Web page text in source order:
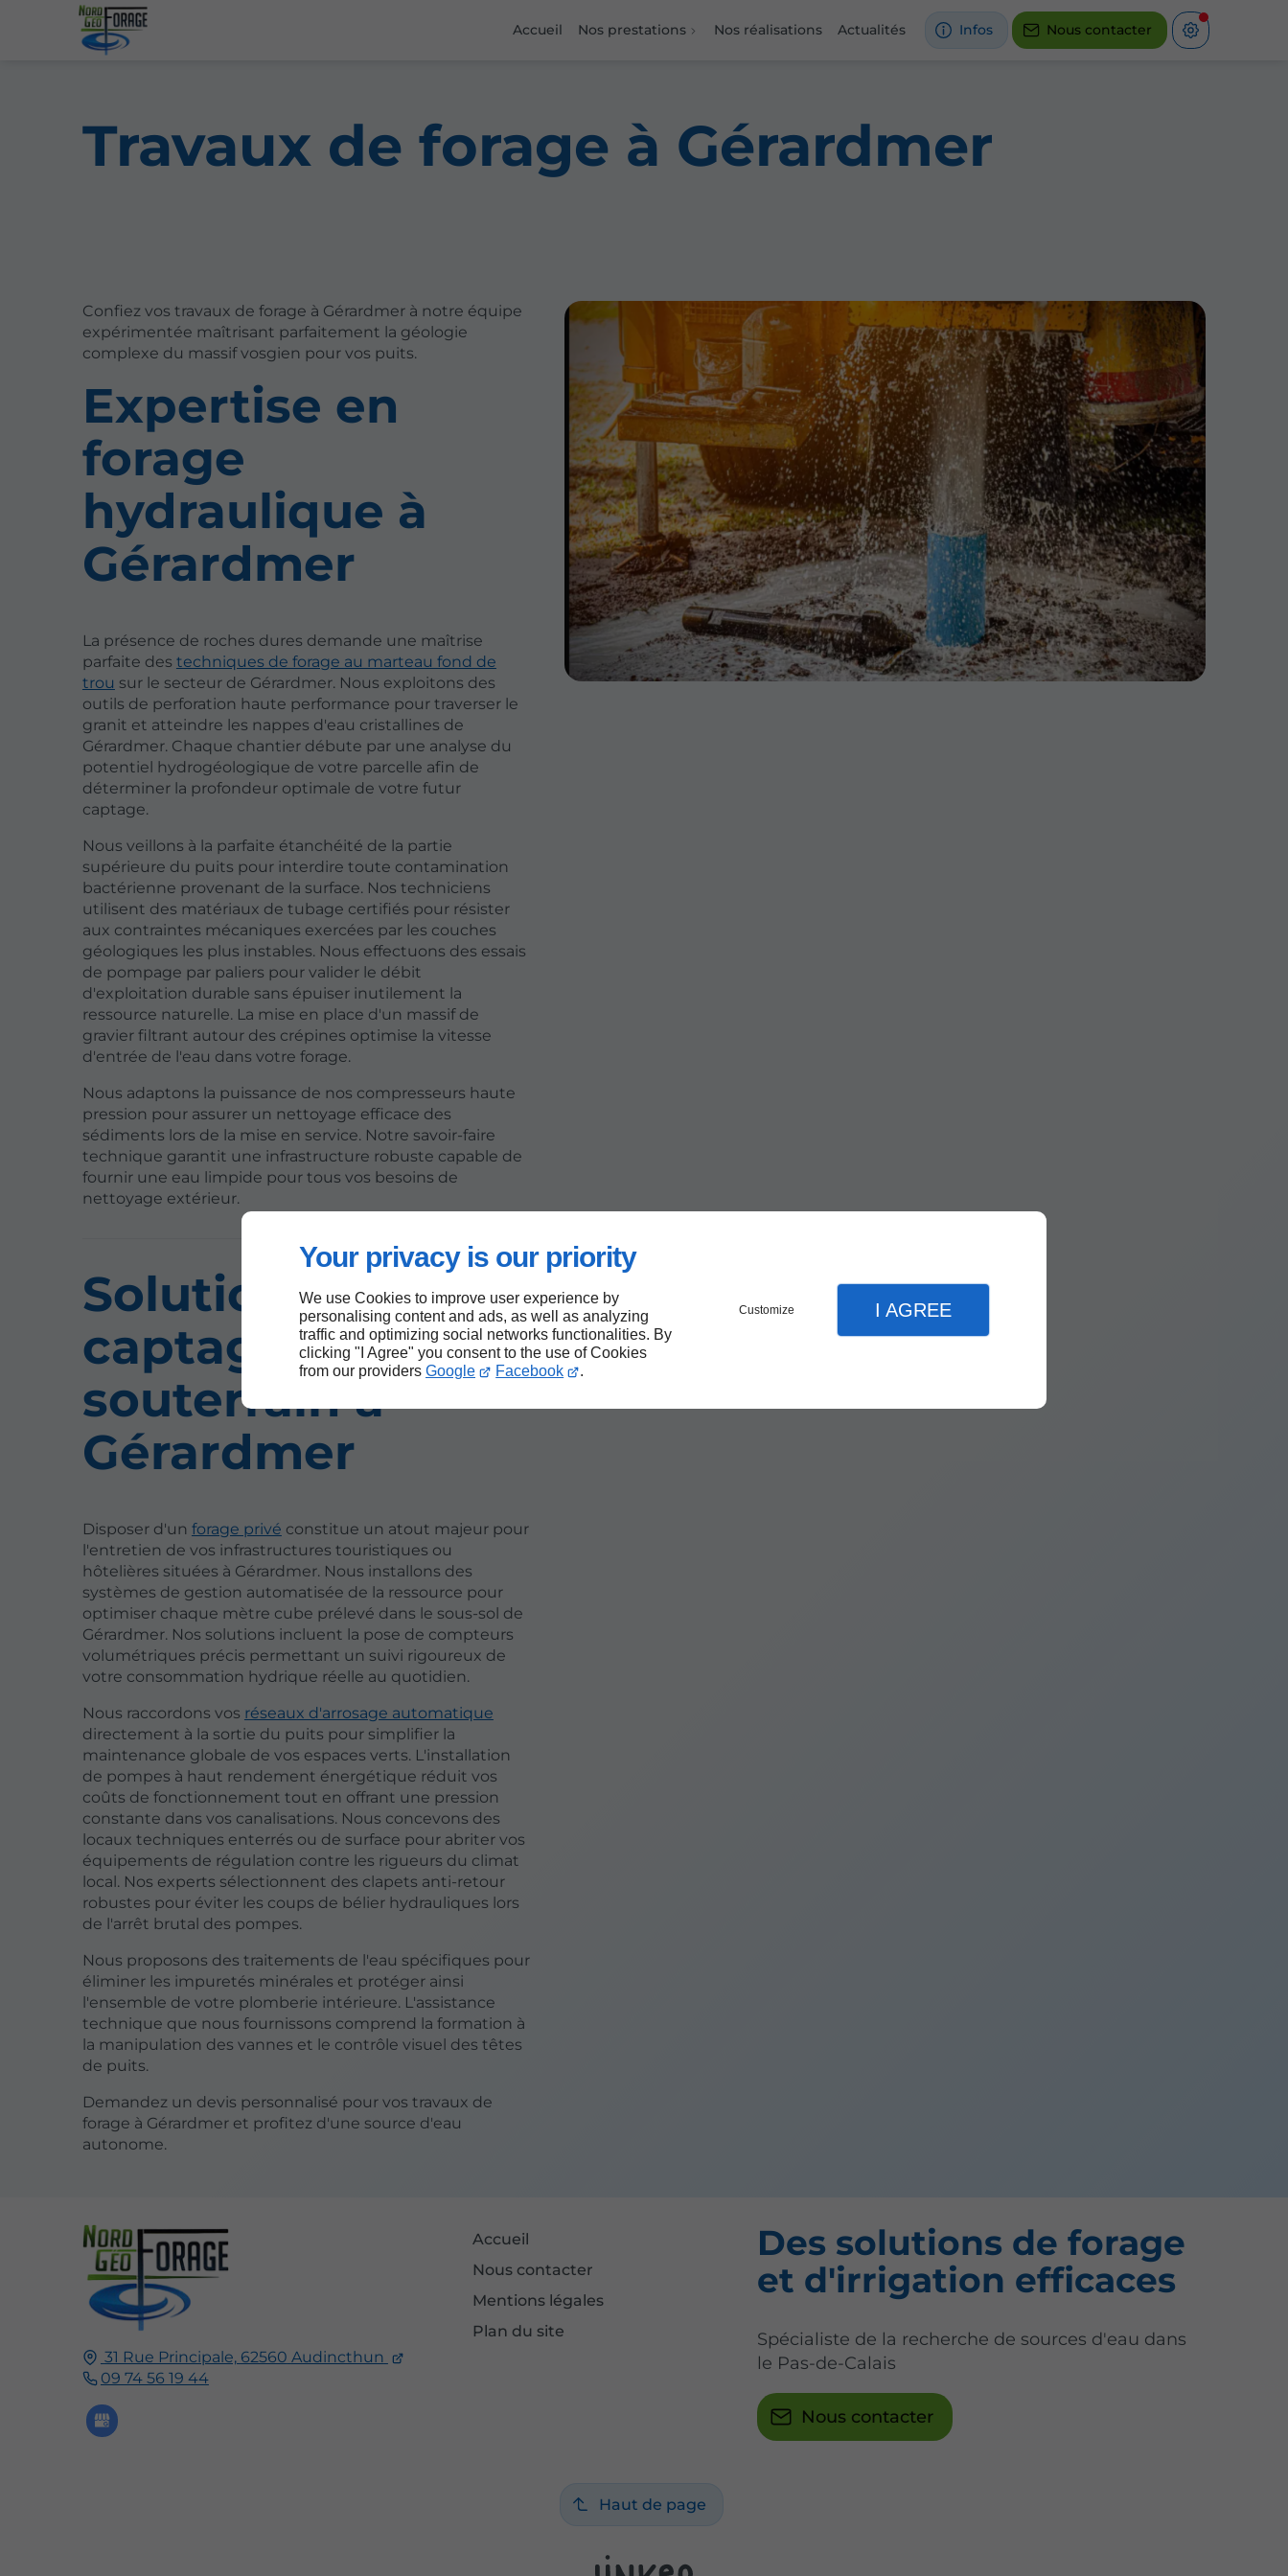
Your privacy is our priority
We use Cookies to improve user experience by
personalising content and ads, as well as analyzing
traffic and optimizing social networks functionalities. By
clicking "I Agree" you consent to the use of Cookies
from our providers Google Facebook .
Customize I AGREE
Accueil Nos prestations Nos réalisations Actualités Infos Nous contacter
Travaux de forage à Gérardmer
Confiez vos travaux de forage à Gérardmer à notre équipe
expérimentée maîtrisant parfaitement la géologie
complexe du massif vosgien pour vos puits.
Expertise en
forage
hydraulique à
Gérardmer
La présence de roches dures demande une maîtrise
parfaite des techniques de forage au marteau fond de
trou sur le secteur de Gérardmer. Nous exploitons des
outils de perforation haute performance pour traverser le
granit et atteindre les nappes d'eau cristallines de
Gérardmer. Chaque chantier débute par une analyse du
potentiel hydrogéologique de votre parcelle afin de
déterminer la profondeur optimale de votre futur
captage.
Nous veillons à la parfaite étanchéité de la partie
supérieure du puits pour interdire toute contamination
bactérienne provenant de la surface. Nos techniciens
utilisent des matériaux de tubage certifiés pour résister
aux contraintes mécaniques exercées par les couches
géologiques les plus instables. Nous effectuons des essais
de pompage par paliers pour valider le débit
d'exploitation durable sans épuiser inutilement la
ressource naturelle. La mise en place d'un massif de
gravier filtrant autour des crépines optimise la vitesse
d'entrée de l'eau dans votre forage.
Nous adaptons la puissance de nos compresseurs haute
pression pour assurer un nettoyage efficace des
sédiments lors de la mise en service. Notre savoir-faire
technique garantit une infrastructure robuste capable de
fournir une eau limpide pour tous vos besoins de
nettoyage extérieur.
Solutions de
captage
souterrain à
Gérardmer
Disposer d'un forage privé constitue un atout majeur pour
l'entretien de vos infrastructures touristiques ou
hôtelières situées à Gérardmer. Nous installons des
systèmes de gestion automatisée de la ressource pour
optimiser chaque mètre cube prélevé dans le sous-sol de
Gérardmer. Nos solutions incluent la pose de compteurs
volumétriques précis permettant un suivi rigoureux de
votre consommation hydrique réelle au quotidien.
Nous raccordons vos réseaux d'arrosage automatique
directement à la sortie du puits pour simplifier la
maintenance globale de vos espaces verts. L'installation
de pompes à haut rendement énergétique réduit vos
coûts de fonctionnement tout en offrant une pression
constante dans vos canalisations. Nous concevons des
locaux techniques enterrés ou de surface pour abriter vos
équipements de régulation contre les rigueurs du climat
local. Nos experts sélectionnent des clapets anti-retour
robustes pour éviter les coups de bélier hydrauliques lors
de l'arrêt brutal des pompes.
Nous proposons des traitements de l'eau spécifiques pour
éliminer les impuretés minérales et protéger ainsi
l'ensemble de votre plomberie intérieure. L'assistance
technique que nous fournissons comprend la formation à
la manipulation des vannes et le contrôle visuel des têtes
de puits.
Demandez un devis personnalisé pour vos travaux de
forage à Gérardmer et profitez d'une source d'eau
autonome.
31 Rue Principale, 62560 Audincthun
09 74 56 19 44
Accueil
Nous contacter
Mentions légales
Plan du site
Des solutions de forage
et d'irrigation efficaces
Spécialiste de la recherche de sources d'eau dans
le Pas-de-Calais
Nous contacter
Haut de page